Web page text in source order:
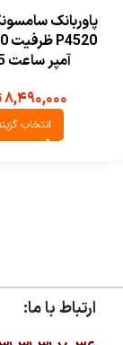
آمپر ساعت 45 وات
۸,۴۹۰,۰۰۰
انتخاب
ارتباط با ما: